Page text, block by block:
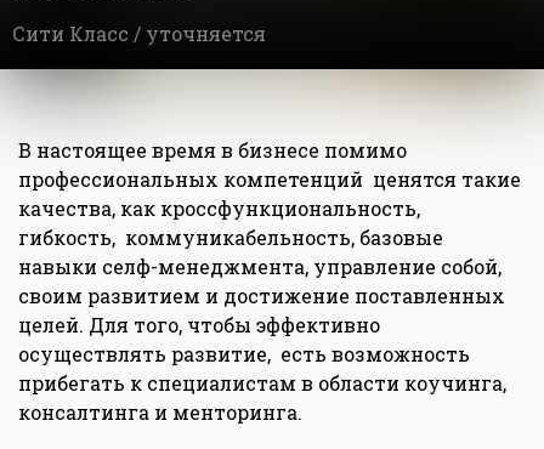
Сити Класс / уточняется
В настоящее время в бизнесе помимо
профессиональных компетенций ценятся такие
качества, как кроссфункциональность,
гибкость, коммуникабельность, базовые
навыки селф-менеджмента, управление собой,
своим развитием и достижение поставленных
целей. Для того, чтобы эффективно
осуществлять развитие, есть возможность
прибегать к специалистам в области коучинга,
консалтинга и менторинга.